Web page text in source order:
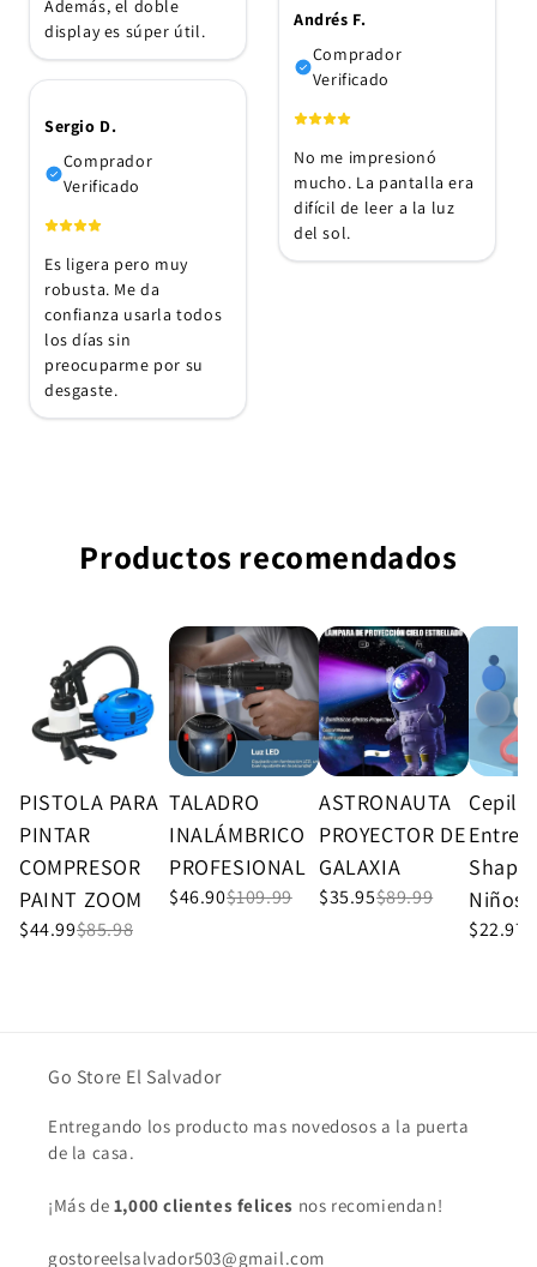
Además, el doble
display es súper útil.
Andrés F.
Comprador
Verificado
No me impresionó
mucho. La pantalla era
difícil de leer a la luz
del sol.
Sergio D.
Comprador
Verificado
Es ligera pero muy
robusta. Me da
confianza usarla todos
los días sin
preocuparme por su
desgaste.
Productos recomendados
PISTOLA PARA
PINTAR
COMPRESOR
PAINT ZOOM
$44.99$85.98
TALADRO
INALÁMBRICO
PROFESIONAL
$46.90$109.99
ASTRONAUTA
PROYECTOR DE
GALAXIA
$35.95$89.99
Cepillo
Shape
Niños
$22.97
Go Store El Salvador
Entregando los producto mas novedosos a la puerta
de la casa.
¡Más de 1,000 clientes felices nos recomiendan!
gostoreelsalvador503@gmail.com